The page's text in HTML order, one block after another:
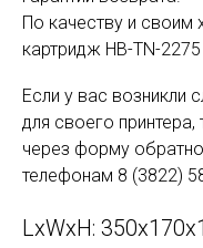
По качеству и своим
картридж HB-TN-
Если у вас возникли
для своего
через форму
телефонам 8 (3822)
LxWxH: